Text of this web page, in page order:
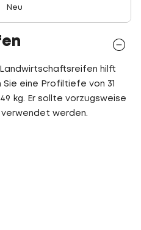
Neu
Landwirtschaftsreifen hilft
Sie eine Profiltiefe von 31
kg. Er sollte vorzugsweise
verwendet werden.